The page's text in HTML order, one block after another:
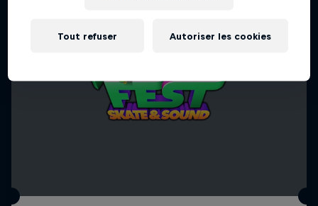
Tout refuser Autoriser les cookies